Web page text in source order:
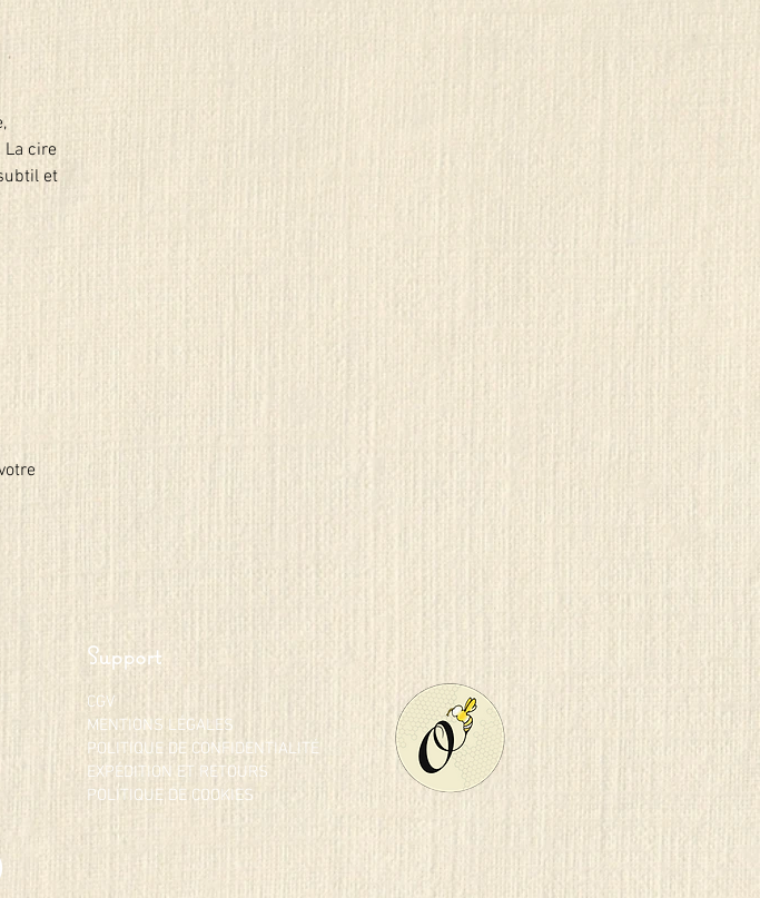
La cire
et
Support
CGV
MENTIONS LÉGALES
POLITIQUE DE CONFIDENTIALITÉ
EXPÉDITION ET RETOURS
POLITIQUE DE COOKIES